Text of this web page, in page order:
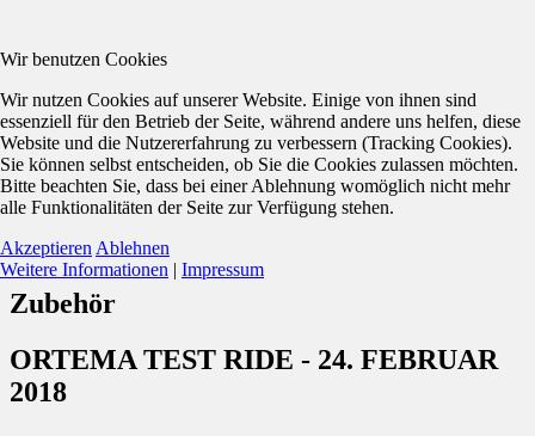
Zubehör
ORTEMA TEST RIDE - 24. FEBRUAR
2018
Wir benutzen Cookies
Wir nutzen Cookies auf unserer Website. Einige von ihnen sind
essenziell für den Betrieb der Seite, während andere uns helfen, diese
Website und die Nutzererfahrung zu verbessern (Tracking Cookies).
Sie können selbst entscheiden, ob Sie die Cookies zulassen möchten.
Bitte beachten Sie, dass bei einer Ablehnung womöglich nicht mehr
alle Funktionalitäten der Seite zur Verfügung stehen.
Akzeptieren Ablehnen
Weitere Informationen | Impressum